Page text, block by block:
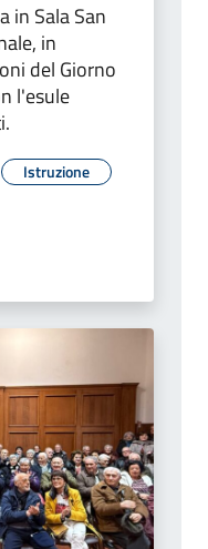
in Sala San
in
del Giorno
l'esule
Istruzione